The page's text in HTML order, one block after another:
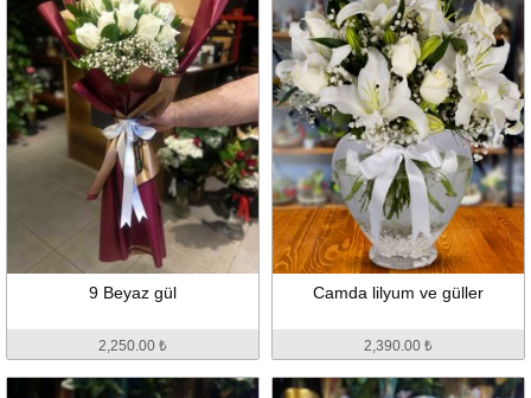
9 Beyaz gül
2,250.00 ₺
Camda lilyum ve güller
2,390.00 ₺